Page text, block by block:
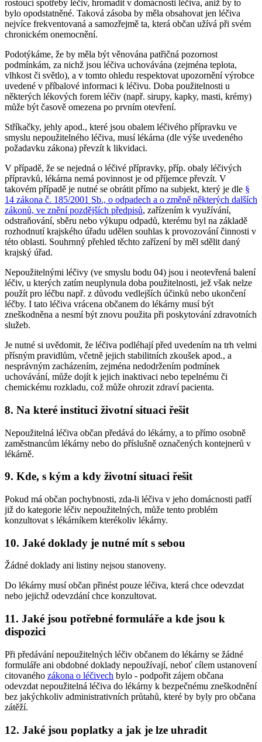
rostoucí spotřeby léčiv, hromadit v domácnosti léčiva, aniž by to
bylo opodstatněné. Taková zásoba by měla obsahovat jen léčiva
nejvíce frekventovaná a samozřejmě ta, která občan užívá při svém
chronickém onemocnění.
Podotýkáme, že by měla být věnována patřičná pozornost
podmínkám, za nichž jsou léčiva uchovávána (zejména teplota,
vlhkost či světlo), a v tomto ohledu respektovat upozornění výrobce
uvedené v příbalové informaci k léčivu. Doba použitelnosti u
některých lékových forem léčiv (např. sirupy, kapky, masti, krémy)
může být časově omezena po prvním otevření.
Stříkačky, jehly apod., které jsou obalem léčivého přípravku ve
smyslu nepoužitelného léčiva, musí lékárna (dle výše uvedeného
požadavku zákona) převzít k likvidaci.
V případě, že se nejedná o léčivé přípravky, příp. obaly léčivých
přípravků, lékárna nemá povinnost je od příjemce převzít. V
takovém případě je nutné se obrátit přímo na subjekt, který je dle §
14 zákona č. 185/2001 Sb., o odpadech a o změně některých dalších
zákonů, ve znění pozdějších předpisů, zařízením k využívání,
odstraňování, sběru nebo výkupu odpadů, kterému byl na základě
rozhodnutí krajského úřadu udělen souhlas k provozování činnosti v
této oblasti. Souhrnný přehled těchto zařízení by měl sdělit daný
krajský úřad.
Nepoužitelnými léčivy (ve smyslu bodu 04) jsou i neotevřená balení
léčiv, u kterých zatím neuplynula doba použitelnosti, jež však nelze
použít pro léčbu např. z důvodu vedlejších účinků nebo ukončení
léčby. I tato léčiva vrácena občanem do lékárny musí být
zneškodněna a nesmí být znovu použita při poskytování zdravotních
služeb.
Je nutné si uvědomit, že léčiva podléhají před uvedením na trh velmi
přísným pravidlům, včetně jejich stabilitních zkoušek apod., a
nesprávným zacházením, zejména nedodržením podmínek
uchovávání, může dojít k jejich inaktivaci nebo tepelnému či
chemickému rozkladu, což může ohrozit zdraví pacienta.
8. Na které instituci životní situaci řešit
Nepoužitelná léčiva občan předává do lékárny, a to přímo osobně
zaměstnancům lékárny nebo do příslušně označených kontejnerů v
lékárně.
9. Kde, s kým a kdy životní situaci řešit
Pokud má občan pochybnosti, zda-li léčiva v jeho domácnosti patří
již do kategorie léčiv nepoužitelných, může tento problém
konzultovat s lékárníkem kterékoliv lékárny.
10. Jaké doklady je nutné mít s sebou
Žádné doklady ani listiny nejsou stanoveny.
Do lékárny musí občan přinést pouze léčiva, která chce odevzdat
nebo jejichž odevzdání chce konzultovat.
11. Jaké jsou potřebné formuláře a kde jsou k
dispozici
Při předávání nepoužitelných léčiv občanem do lékárny se žádné
formuláře ani obdobné doklady nepoužívají, neboť cílem ustanovení
citovaného zákona o léčivech bylo - podpořit zájem občana
odevzdat nepoužitelná léčiva do lékárny k bezpečnému zneškodnění
bez jakýchkoliv administrativních průtahů, které by byly pro občana
zátěží.
12. Jaké jsou poplatky a jak je lze uhradit